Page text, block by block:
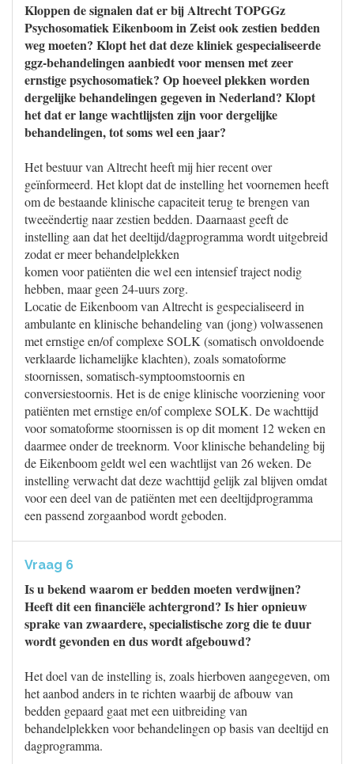
Kloppen de signalen dat er bij Altrecht TOPGGz
Psychosomatiek Eikenboom in Zeist ook zestien bedden
weg moeten? Klopt het dat deze kliniek gespecialiseerde
ggz-behandelingen aanbiedt voor mensen met zeer
ernstige psychosomatiek? Op hoeveel plekken worden
dergelijke behandelingen gegeven in Nederland? Klopt
het dat er lange wachtlijsten zijn voor dergelijke
behandelingen, tot soms wel een jaar?
Het bestuur van Altrecht heeft mij hier recent over
geïnformeerd. Het klopt dat de instelling het voornemen heeft
om de bestaande klinische capaciteit terug te brengen van
tweeëndertig naar zestien bedden. Daarnaast geeft de
instelling aan dat het deeltijd/dagprogramma wordt uitgebreid
zodat er meer behandelplekken
komen voor patiënten die wel een intensief traject nodig
hebben, maar geen 24-uurs zorg.
Locatie de Eikenboom van Altrecht is gespecialiseerd in
ambulante en klinische behandeling van (jong) volwassenen
met ernstige en/of complexe SOLK (somatisch onvoldoende
verklaarde lichamelijke klachten), zoals somatoforme
stoornissen, somatisch-symptoomstoornis en
conversiestoornis. Het is de enige klinische voorziening voor
patiënten met ernstige en/of complexe SOLK. De wachttijd
voor somatoforme stoornissen is op dit moment 12 weken en
daarmee onder de treeknorm. Voor klinische behandeling bij
de Eikenboom geldt wel een wachtlijst van 26 weken. De
instelling verwacht dat deze wachttijd gelijk zal blijven omdat
voor een deel van de patiënten met een deeltijdprogramma
een passend zorgaanbod wordt geboden.
Vraag 6
Is u bekend waarom er bedden moeten verdwijnen?
Heeft dit een financiële achtergrond? Is hier opnieuw
sprake van zwaardere, specialistische zorg die te duur
wordt gevonden en dus wordt afgebouwd?
Het doel van de instelling is, zoals hierboven aangegeven, om
het aanbod anders in te richten waarbij de afbouw van
bedden gepaard gaat met een uitbreiding van
behandelplekken voor behandelingen op basis van deeltijd en
dagprogramma.